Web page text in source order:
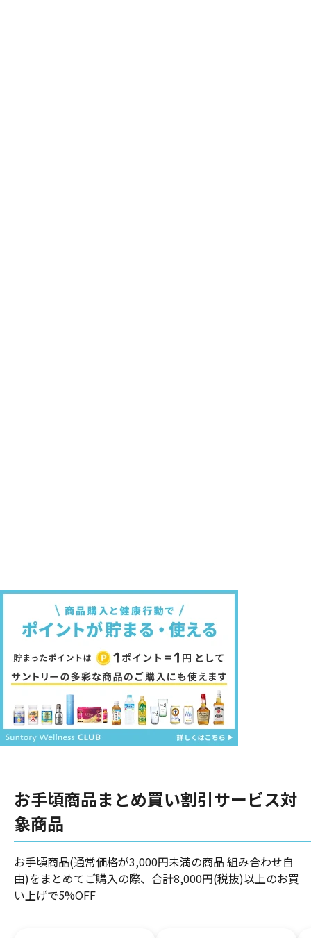
お手頃商品まとめ買い割引サービス対
象商品
お手頃商品(通常価格が3,000円未満の商品 組み合わせ自
由)をまとめてご購入の際、合計8,000円(税抜)以上のお買
い上げで5%OFF